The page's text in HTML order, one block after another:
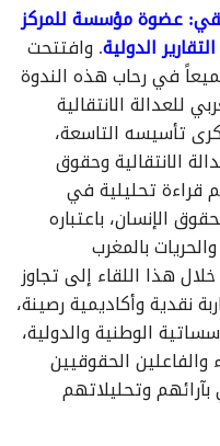
عضوة مؤسسة للمركز
الدولية. وافتتحت
في رحاب هذه الندوة
للعدالة الانتقالية
تأسيسه التاسعة،
الانتقالية وحقوق
قراءة تحليلية في
الإنسان، باعتباره
بالمغرب
هذا اللقاء إلى تجاوز
نقدية وأكاديمية رصينة،
الوطنية والدولية،
والفاعلين الحقوقيين
وتحليلاتهم